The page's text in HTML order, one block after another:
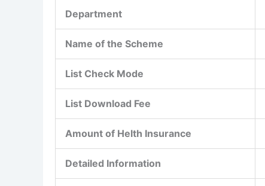
Department
Name of the Scheme
List Check Mode
List Download Fee
Amount of Helth Insurance
Detailed Information